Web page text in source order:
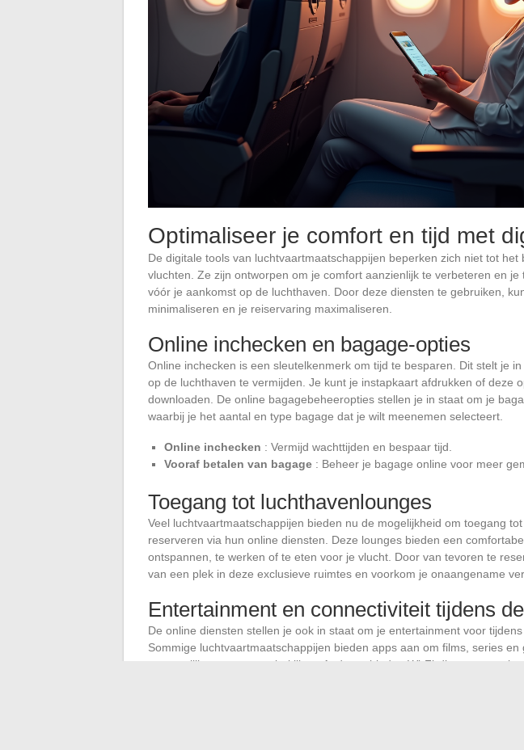
Optimaliseer je comfort en tijd met
De digitale tools van luchtvaartmaatschappijen beperken zich niet tot het
vluchten. Ze zijn ontworpen om je comfort aanzienlijk te verbeteren en je
vóór je aankomst op de luchthaven. Door deze diensten te gebruiken,
minimaliseren en je reiservaring maximaliseren.
Online inchecken en bagage-opties
Online inchecken is een sleutelkenmerk om tijd te besparen. Dit stelt je
op de luchthaven te vermijden. Je kunt je instapkaart afdrukken of deze
downloaden. De online bagagebeheeropties stellen je in staat om je
waarbij je het aantal en type bagage dat je wilt meenemen selecteert.
Online inchecken : Vermijd wachttijden en bespaar tijd.
Vooraf betalen van bagage : Beheer je bagage online voor meer
Toegang tot luchthavenlounges
Veel luchtvaartmaatschappijen bieden nu de mogelijkheid om toegang
reserveren via hun online diensten. Deze lounges bieden een
ontspannen, te werken of te eten voor je vlucht. Door van tevoren te
van een plek in deze exclusieve ruimtes en voorkom je onaangename
Entertainment en connectiviteit tijdens
De online diensten stellen je ook in staat om je entertainment voor
Sommige luchtvaartmaatschappijen bieden apps aan om films, series
persoonlijke apparaat te bekijken. Anderen bieden Wi-Fi-diensten aan